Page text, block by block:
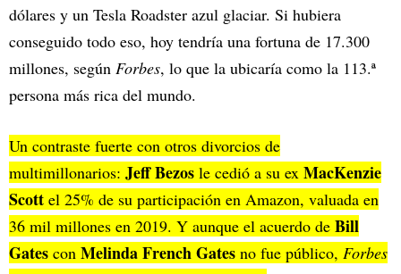
dólares y un Tesla Roadster azul glaciar. Si hubiera
conseguido todo eso, hoy tendría una fortuna de 17.300
millones, según Forbes, lo que la ubicaría como la 113.ª
persona más rica del mundo.
Un contraste fuerte con otros divorcios de
multimillonarios: Jeff Bezos le cedió a su ex MacKenzie
Scott el 25% de su participación en Amazon, valuada en
36 mil millones en 2019. Y aunque el acuerdo de Bill
Gates con Melinda French Gates no fue público, Forbes